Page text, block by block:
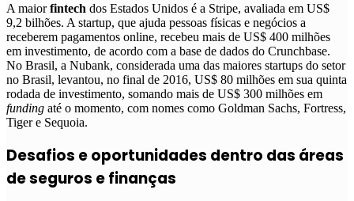
A maiorfintech dos Estados Unidos é a Stripe, avaliada em US$
9,2 bilhões. A startup, que ajuda pessoas físicas e negócios a
receberem pagamentos online, recebeu mais de US$ 400 milhões
em investimento, de acordo com a base de dados do Crunchbase.
No Brasil, a Nubank, considerada uma das maiores startups do setor
no Brasil, levantou, no final de 2016, US$ 80 milhões em sua quinta
rodada de investimento, somando mais de US$ 300 milhões em
funding até o momento, com nomes como Goldman Sachs, Fortress,
Tiger e Sequoia.
Desafios e oportunidades dentro das áreas
de seguros e finanças